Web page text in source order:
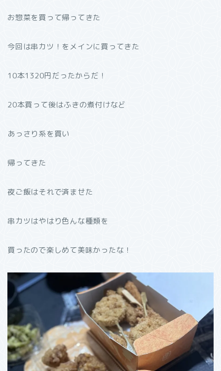
お惣菜を買って帰ってきた
今回は串カツ！をメインに買ってきた
10本1320円だったからだ！
20本買って後はふきの煮付けなど
あっさり系を買い
帰ってきた
夜ご飯はそれで済ませた
串カツはやはり色んな種類を
買ったので楽しめて美味かったな！